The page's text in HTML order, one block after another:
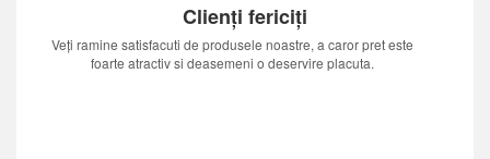
Clienți fericiți
Veți ramine satisfacuti de produsele noastre, a caror pret este
foarte atractiv si deasemeni o deservire placuta.